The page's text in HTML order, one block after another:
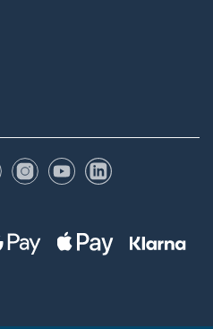
FacebookuInstagrame
YouTubeLinkedIn